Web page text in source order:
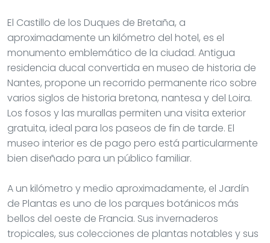
El Castillo de los Duques de Bretaña, a
aproximadamente un kilómetro del hotel, es el
monumento emblemático de la ciudad. Antigua
residencia ducal convertida en museo de historia de
Nantes, propone un recorrido permanente rico sobre
varios siglos de historia bretona, nantesa y del Loira.
Los fosos y las murallas permiten una visita exterior
gratuita, ideal para los paseos de fin de tarde. El
museo interior es de pago pero está particularmente
bien diseñado para un público familiar.
A un kilómetro y medio aproximadamente, el Jardín
de Plantas es uno de los parques botánicos más
bellos del oeste de Francia. Sus invernaderos
tropicales, sus colecciones de plantas notables y sus